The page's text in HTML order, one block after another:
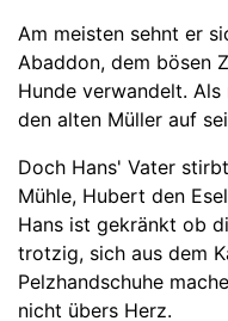
Am meisten sehnt er
Abaddon, dem bösen
Hunde verwandelt.
den alten Müller auf
Doch Hans' Vater
Mühle, Hubert den
Hans ist gekränkt ob
trotzig, sich aus dem
Pelzhandschuhe
nicht übers Herz.